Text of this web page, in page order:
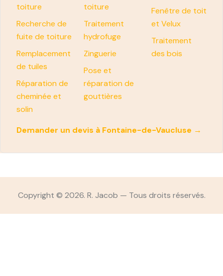
toiture
Recherche de
fuite de toiture
Remplacement
de tuiles
Réparation de
cheminée et
solin
toiture
Traitement
hydrofuge
Zinguerie
Pose et
réparation de
gouttières
Fenêtre de toit
et Velux
Traitement
des bois
Demander un devis à Fontaine-de-Vaucluse →
Copyright © 2026. R. Jacob — Tous droits réservés.